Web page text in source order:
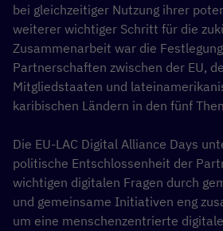
bei gleichzeitiger Nutzung ihrer
weiterer wichtiger Schritt für die
Zusammenarbeit war die
Partnerschaften zwischen der EU,
Mitgliedstaaten und
karibischen Ländern in den fünf
Die EU-LAC Digital Alliance Days
politische Entschlossenheit der
wichtigen digitalen Fragen durch
und gemeinsame Initiativen eng
um eine menschenzentrierte